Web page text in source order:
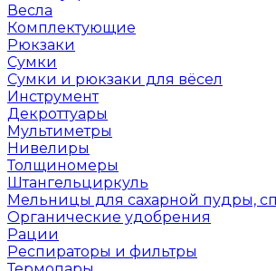
Весла
Комплектующие
Рюкзаки
Сумки
Сумки и рюкзаки для вёсел
Инструмент
Декроттуары
Мультиметры
Нивелиры
Толщиномеры
Штангельциркуль
Мельницы для сахарной пудры,
Органические удобрения
Рации
Респираторы и фильтры